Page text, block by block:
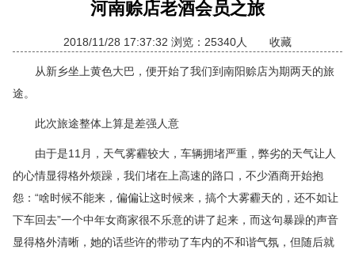
河南赊店老酒会员之旅
2018/11/28 17:37:32 浏览：25340人 收藏
从新乡坐上黄色大巴，便开始了我们到南阳赊店为期两天的旅
途。
此次旅途整体上算是差强人意
由于是11月，天气雾霾较大，车辆拥堵严重，弊劣的天气让人
的心情显得格外烦躁，我们堵在上高速的路口，不少酒商开始抱
怨：“啥时候不能来，偏偏让这时候来，搞个大雾霾天的，还不如让
下车回去”一个中年女商家很不乐意的讲了起来，而这句暴躁的声音
显得格外清晰，她的话些许的带动了车内的不和谐气氛，但随后就